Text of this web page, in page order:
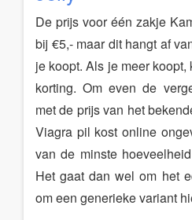
De prijs voor één zakje
bij €5,- maar dit hangt af
je koopt. Als je meer
korting. Om even de
met de prijs van het
Viagra pil kost online
van de minste
Het gaat dan wel om het
om een generieke variant